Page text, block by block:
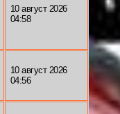
10 август 2026
04:58
10 август 2026
04:56